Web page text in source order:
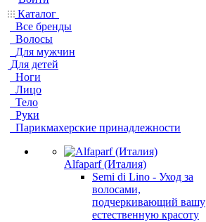
Каталог
Все бренды
Волосы
Для мужчин
Для детей
Ноги
Лицо
Тело
Руки
Парикмахерские принадлежности
Alfaparf (Италия)
Semi di Lino - Уход за
волосами,
подчеркивающий вашу
естественную красоту